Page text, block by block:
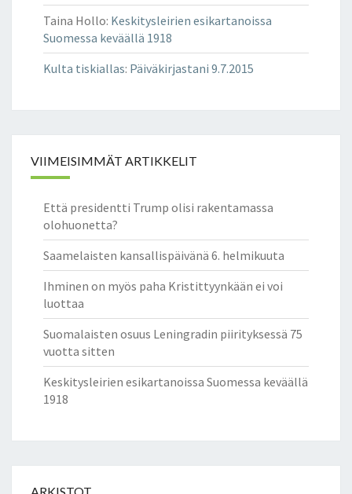
U
N
K
U
T
O
A
S
M
D
I
N
S
I
Taina Hollo: Keskitysleirien esikartanoissa
Suomessa keväällä 1918
Kulta tiskiallas: Päiväkirjastani 9.7.2015
VIIMEISIMMÄT ARTIKKELIT
Että presidentti Trump olisi rakentamassa
olohuonetta?
Saamelaisten kansallispäivänä 6. helmikuuta
Ihminen on myös paha Kristittyynkään ei voi
luottaa
Suomalaisten osuus Leningradin piirityksessä 75
vuotta sitten
Keskitysleirien esikartanoissa Suomessa keväällä
1918